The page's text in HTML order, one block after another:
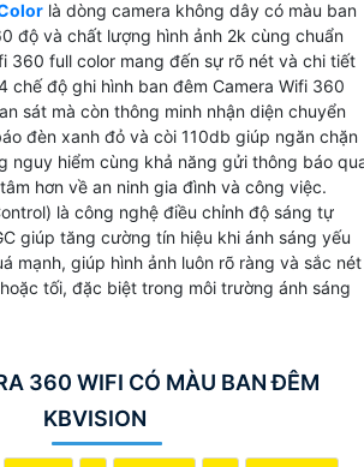
dễ dàng theo dõi mọi hoạt động
lỡ bất kỳ sự kiện nào. Với khả năng
nhớ tối đa 512GB và chuẩn nén
tiết kiệm băng thông và dung lượng
toàn tin cậy chất lượng hình ảnh sắc
việt này, Camera Wifi 360 Full Color
đắc lực trong việc bảo vệ ngôi nhà,
hàng của bạn.
là dòng camera không dây có màu ban
độ và chất lượng hình ảnh 2k cùng chuẩn
360 full color mang đến sự rõ nét và chi tiết
chế độ ghi hình ban đêm Camera Wifi 360
sát mà còn thông minh nhận diện chuyển
đèn xanh đỏ và còi 110db giúp ngăn chặn
nguy hiểm cùng khả năng gửi thông báo
hơn về an ninh gia đình và công việc.
là công nghệ điều chỉnh độ sáng tự
giúp tăng cường tín hiệu khi ánh sáng yếu
mạnh, giúp hình ảnh luôn rõ ràng và sắc nét
tối, đặc biệt trong môi trường ánh sáng
360 WIFI CÓ MÀU BAN ĐÊM
KBVISION